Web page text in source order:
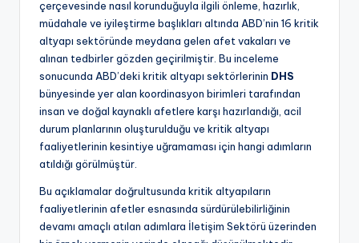
çerçevesinde nasıl korunduğuyla ilgili önleme, hazırlık,
müdahale ve iyileştirme başlıkları altında ABD’nin 16 kritik
altyapı sektöründe meydana gelen afet vakaları ve
alınan tedbirler gözden geçirilmiştir. Bu inceleme
sonucunda ABD’deki kritik altyapı sektörlerinin DHS
bünyesinde yer alan koordinasyon birimleri tarafından
insan ve doğal kaynaklı afetlere karşı hazırlandığı, acil
durum planlarının oluşturulduğu ve kritik altyapı
faaliyetlerinin kesintiye uğramaması için hangi adımların
atıldığı görülmüştür.
Bu açıklamalar doğrultusunda kritik altyapıların
faaliyetlerinin afetler esnasında sürdürülebilirliğinin
devamı amaçlı atılan adımlara İletişim Sektörü üzerinden